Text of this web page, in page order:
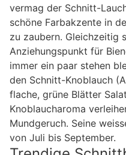
vermag der Schnitt-
schöne Farbakzente in
zu zaubern. Gleichzeitig
Anziehungspunkt für
immer ein paar stehen
den Schnitt-Knoblauch
flache, grüne Blätter
Knoblaucharoma
Mundgeruch. Seine
von Juli bis September.